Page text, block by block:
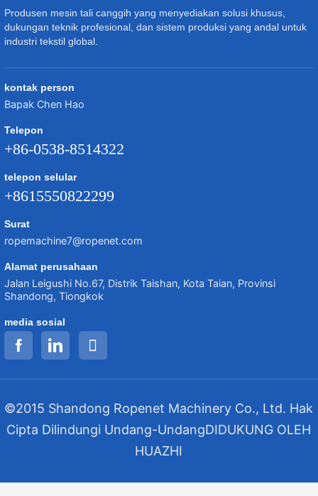
Produsen mesin tali canggih yang menyediakan solusi khusus,
dukungan teknik profesional, dan sistem produksi yang andal untuk
industri tekstil global.
kontak person
Bapak Chen Hao
Telepon
+86-0538-8514322
telepon selular
+8615550822299
Surat
ropemachine7@ropenet.com
Alamat perusahaan
Jalan Leigushi No.67, Distrik Taishan, Kota Taian, Provinsi
Shandong, Tiongkok
media sosial
©2015 Shandong Ropenet Machinery Co., Ltd. Hak
Cipta Dilindungi Undang-UndangDIDUKUNG OLEH
HUAZHI